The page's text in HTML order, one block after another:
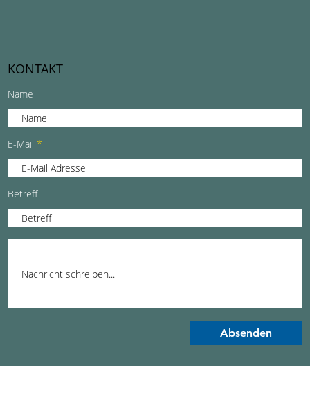
KONTAKT
Name
E-Mail
Betreff
Absenden